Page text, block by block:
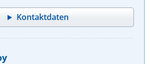
Kontaktdaten